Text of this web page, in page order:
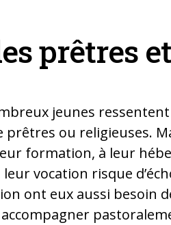
prêtres
jeunes
prêtres ou religieuses.
formation, à leur
vocation risque
ont eux aussi besoin